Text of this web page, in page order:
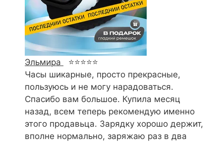
Эльмира
⭐⭐⭐⭐⭐
Часы шикарные, просто прекрасные,
пользуюсь и не могу нарадоваться.
Спасибо вам большое. Купила месяц
назад, всем теперь рекомендую именно
этого продавьца. Зарядку хорошо держит,
вполне нормально, заряжаю раз в два